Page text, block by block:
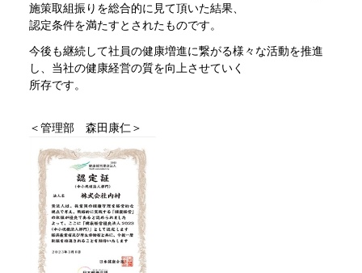
施策取組振りを総合的に見て頂いた結果、
認定条件を満たすとされたものです。
今後も継続して社員の健康増進に繋がる様々な活動を推進
し、当社の健康経営の質を向上させていく
所存です。
＜管理部 森田康仁＞